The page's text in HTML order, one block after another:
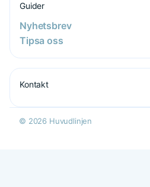
Guider
Nyhetsbrev
Tipsa oss
Kontakt
© 2026 Huvudlinjen